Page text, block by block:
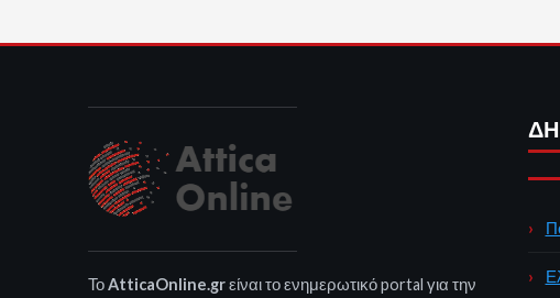
ΤοAtticaOnline.grείναι το ενημερωτικό portal για την